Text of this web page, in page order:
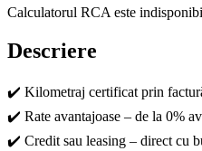
Calculatorul RCA este
Descriere
✔️ Kilometraj certificat prin
✔️ Rate avantajoase – de la 0%
✔️ Credit sau leasing – direct cu